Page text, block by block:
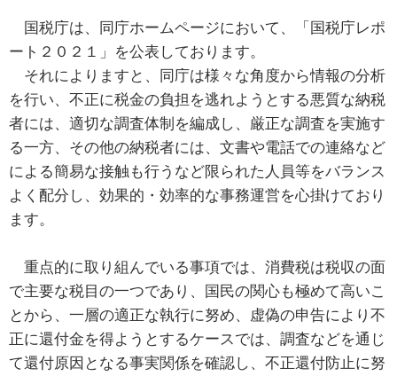
国税庁は、同庁ホームページにおいて、「国税庁レポ
ート２０２１」を公表しております。
それによりますと、同庁は様々な角度から情報の分析
を行い、不正に税金の負担を逃れようとする悪質な納税
者には、適切な調査体制を編成し、厳正な調査を実施す
る一方、その他の納税者には、文書や電話での連絡など
による簡易な接触も行うなど限られた人員等をバランス
よく配分し、効果的・効率的な事務運営を心掛けており
ます。
重点的に取り組んでいる事項では、消費税は税収の面
で主要な税目の一つであり、国民の関心も極めて高いこ
とから、一層の適正な執行に努め、虚偽の申告により不
正に還付金を得ようとするケースでは、調査などを通じ
て還付原因となる事実関係を確認し、不正還付防止に努